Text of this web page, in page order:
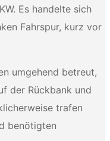
Es handelte sich
Fahrspur, kurz vor
umgehend betreut,
der Rückbank und
trafen
benötigten